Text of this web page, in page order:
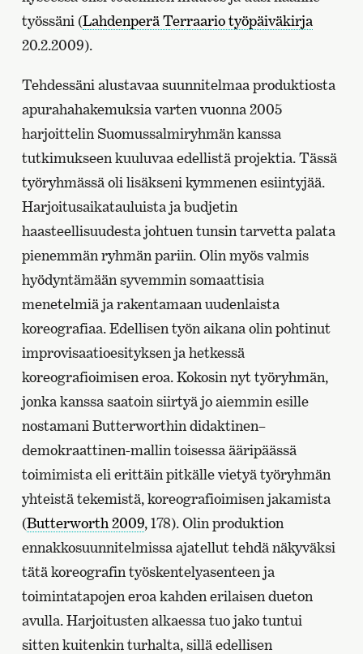
työssäni (Lahdenperä Terraario työpäiväkirja
20.2.2009).
Tehdessäni alustavaa suunnitelmaa produktiosta
apurahahakemuksia varten vuonna 2005
harjoittelin Suomussalmiryhmän kanssa
tutkimukseen kuuluvaa edellistä projektia. Tässä
työryhmässä oli lisäkseni kymmenen esiintyjää.
Harjoitusaikatauluista ja budjetin
haasteellisuudesta johtuen tunsin tarvetta palata
pienemmän ryhmän pariin. Olin myös valmis
hyödyntämään syvemmin somaattisia
menetelmiä ja rakentamaan uudenlaista
koreografiaa. Edellisen työn aikana olin pohtinut
improvisaatioesityksen ja hetkessä
koreografioimisen eroa. Kokosin nyt työryhmän,
jonka kanssa saatoin siirtyä jo aiemmin esille
nostamani Butterworthin didaktinen–
demokraattinen-mallin toisessa ääripäässä
toimimista eli erittäin pitkälle vietyä työryhmän
yhteistä tekemistä, koreografioimisen jakamista
(Butterworth 2009, 178). Olin produktion
ennakkosuunnitelmissa ajatellut tehdä näkyväksi
tätä koreografin työskentelyasenteen ja
toimintatapojen eroa kahden erilaisen dueton
avulla. Harjoitusten alkaessa tuo jako tuntui
sitten kuitenkin turhalta, sillä edellisen